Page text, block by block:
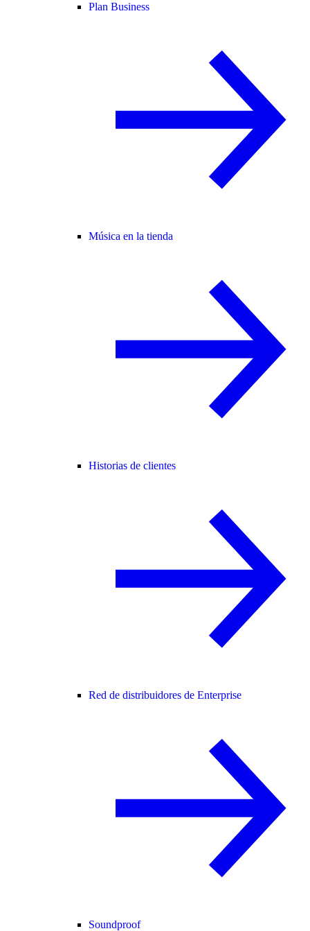
Plan Business
Música en la tienda
Historias de clientes
Red de distribuidores de Enterprise
Soundproof